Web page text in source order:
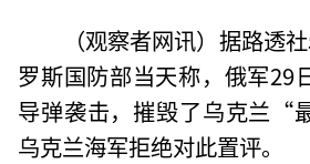
（观察者网讯）据路透
罗斯国防部当天称，俄军29
导弹袭击，摧毁了乌克兰“
乌克兰海军拒绝对此置评。